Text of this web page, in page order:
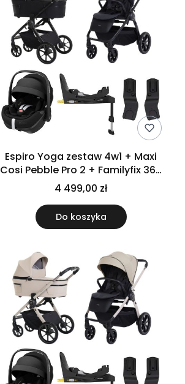
Espiro Yoga zestaw 4w1 + Maxi
Cosi Pebble Pro 2 + Familyfix 360
Pro | 111 Calm Evening
4 499,00 zł
Do koszyka